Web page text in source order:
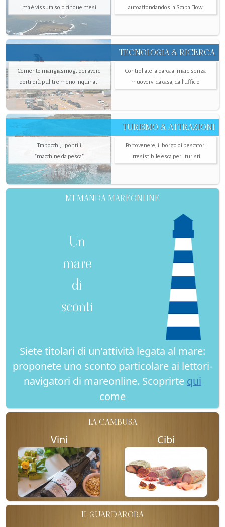
ma è vissuta solo cinque mesi
autoaffondandosi a Scapa Flow
TECNOLOGIA & RICERCA
Cemento mangiasmog, per avere
porti più puliti e meno inquinati
Controllate la barca al mare senza
muovervi da casa, dall’ufficio
TURISMO & ATTRAZIONI
Trabocchi, i pontili
"macchine da pesca"
Portovenere, il borgo di pescatori
irresistibile esca per i turisti
MI MANDA MAREONLINE
Un
mare
di
sconti
Siete titolari di un'attività legata al mare:
proponete uno sconto particolare ai lettori-
navigatori di mareonline. Scoprirte qui
come
LA CAMBUSA
Vini Cibi
IL GUARDAROBA